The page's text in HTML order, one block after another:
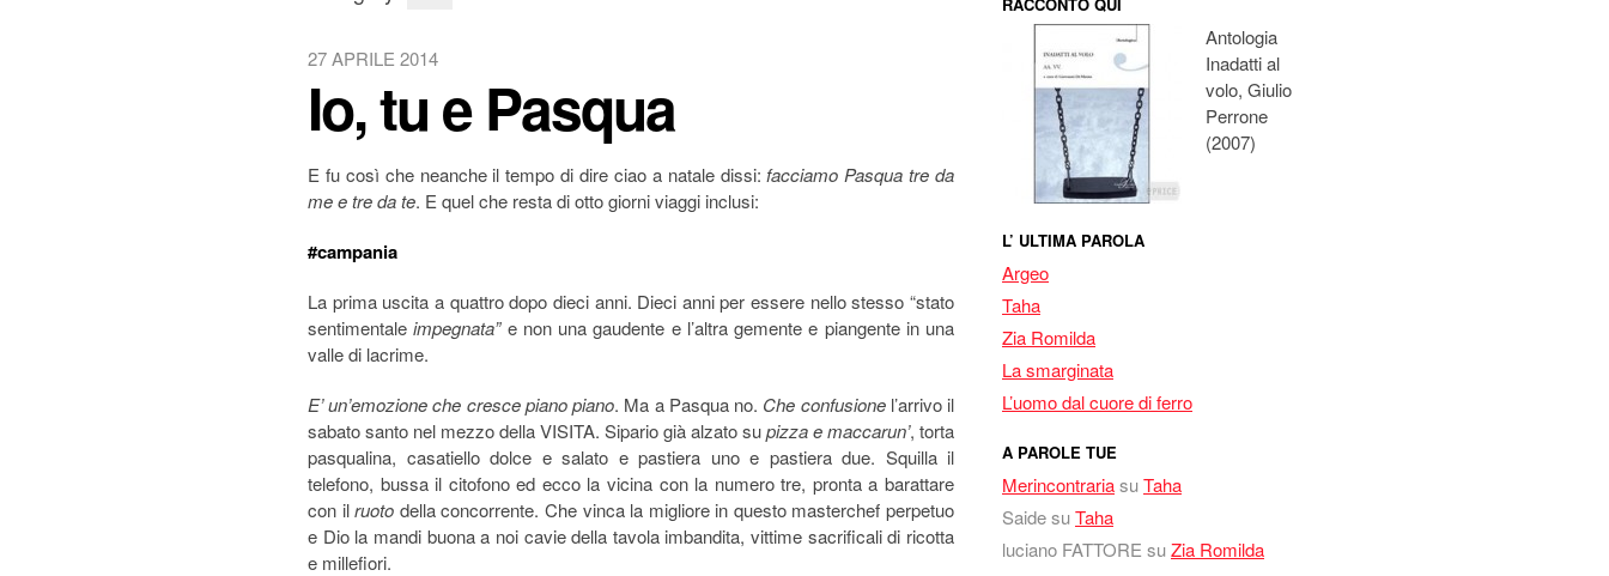
27 APRILE 2014
Io, tu e Pasqua
E fu così che neanche il tempo di dire ciao a natale dissi: facciamo Pasqua tre da
me e tre da te. E quel che resta di otto giorni viaggi inclusi:
#campania
La prima uscita a quattro dopo dieci anni. Dieci anni per essere nello stesso “stato
sentimentaleimpegnata”e non una gaudente e l’altra gemente e piangente in una
valle di lacrime.
E’ un’emozione che cresce piano piano. Ma a Pasqua no. Che confusionel’arrivo il
sabato santo nel mezzo della VISITA. Sipario già alzato supizza e maccarun’, torta
pasqualina, casatiello dolce e salato e pastiera uno e pastiera due. Squilla il
telefono, bussa il citofono ed ecco la vicina con la numero tre, pronta a barattare
con ilruoto della concorrente. Che vinca la migliore in questo masterchef perpetuo
e Dio la mandi buona a noi cavie della tavola imbandita, vittime sacrificali di ricotta
e millefiori.
Antologia
Inadatti al
volo, Giulio
Perrone
(2007)
L’ ULTIMA PAROLA
Argeo
Taha
Zia Romilda
La smarginata
L’uomo dal cuore di ferro
A PAROLE TUE
MerincontrariasuTaha
SaidesuTaha
luciano FATTORE suZia Romilda